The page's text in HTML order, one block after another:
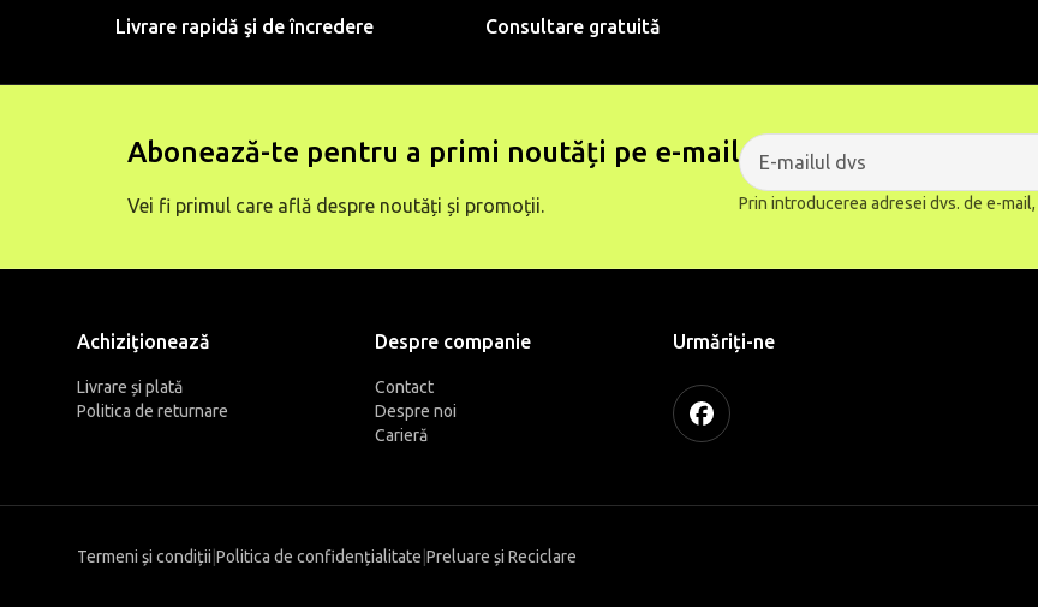
Livrare rapidă şi de încredere Consultare gratuită
Abonează-te pentru a primi noutăți pe e-mail
Vei fi primul care află despre noutăți și promoții. Prin introducerea adresei dvs. de e-
Achiziţionează
Livrare și plată
Politica de returnare
Despre companie
Contact
Despre noi
Carieră
Urmăriți-ne
Termeni și condiții Politica de confidențialitate Preluare și Reciclare